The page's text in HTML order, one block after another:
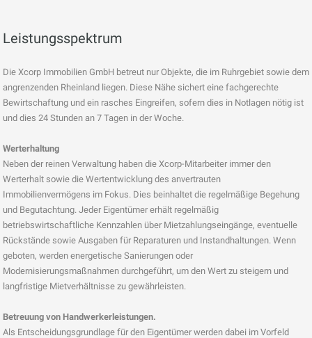
Leistungsspektrum
Die Xcorp Immobilien GmbH betreut nur Objekte, die im Ruhrgebiet sowie dem
angrenzenden Rheinland liegen. Diese Nähe sichert eine fachgerechte
Bewirtschaftung und ein rasches Eingreifen, sofern dies in Notlagen nötig ist
und dies 24 Stunden an 7 Tagen in der Woche.
Werterhaltung
Neben der reinen Verwaltung haben die Xcorp-Mitarbeiter immer den
Werterhalt sowie die Wertentwicklung des anvertrauten
Immobilienvermögens im Fokus. Dies beinhaltet die regelmäßige Begehung
und Begutachtung. Jeder Eigentümer erhält regelmäßig
betriebswirtschaftliche Kennzahlen über Mietzahlungseingänge, eventuelle
Rückstände sowie Ausgaben für Reparaturen und Instandhaltungen. Wenn
geboten, werden energetische Sanierungen oder
Modernisierungsmaßnahmen durchgeführt, um den Wert zu steigern und
langfristige Mietverhältnisse zu gewährleisten.
Betreuung von Handwerkerleistungen.
Als Entscheidungsgrundlage für den Eigentümer werden dabei im Vorfeld